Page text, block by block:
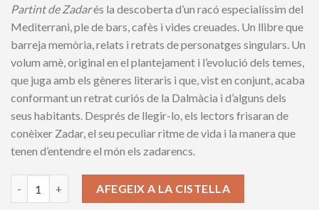
Partint de Zadarés la descoberta d’un racó especialíssim del
Mediterrani, ple de bars, cafès i vides creuades. Un llibre que
barreja memòria, relats i retrats de personatges singulars. Un
volum amè, original en el plantejament i l’evolució dels temes,
que juga amb els gèneres literaris i que, vist en conjunt, acaba
conformant un retrat curiós de la Dalmàcia i d’alguns dels
seus habitants. Després de llegir-lo, els lectors frisaran de
conèixer Zadar, el seu peculiar ritme de vida i la manera que
tenen d’entendre el món els zadarencs.
Partint de Zadar quantityAFEGEIX A LA CISTELLA